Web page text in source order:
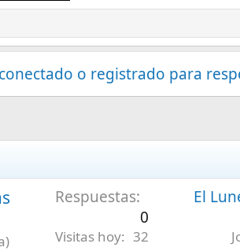
o registrado para
Respuestas
0
Visitas hoy 32
El